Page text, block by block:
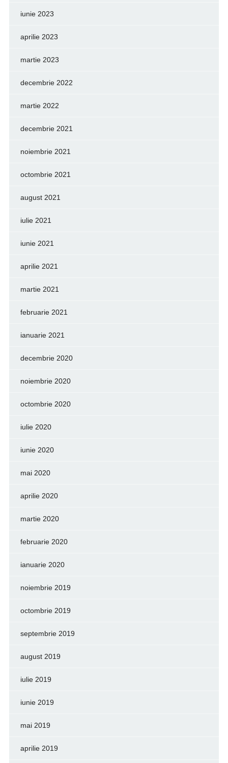
iunie 2023
aprilie 2023
martie 2023
decembrie 2022
martie 2022
decembrie 2021
noiembrie 2021
octombrie 2021
august 2021
iulie 2021
iunie 2021
aprilie 2021
martie 2021
februarie 2021
ianuarie 2021
decembrie 2020
noiembrie 2020
octombrie 2020
iulie 2020
iunie 2020
mai 2020
aprilie 2020
martie 2020
februarie 2020
ianuarie 2020
noiembrie 2019
octombrie 2019
septembrie 2019
august 2019
iulie 2019
iunie 2019
mai 2019
aprilie 2019